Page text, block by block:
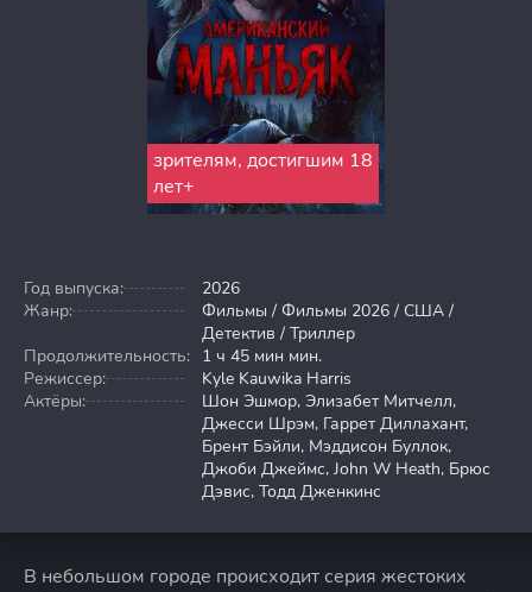
зрителям, достигшим 18
лет+
Год выпуска:
2026
Жанр:
Фильмы / Фильмы 2026 / США /
Детектив / Триллер
Продолжительность: 1 ч 45 мин мин.
Режиссер:
Kyle Kauwika Harris
Актёры:
Шон Эшмор, Элизабет Митчелл,
Джесси Шрэм, Гаррет Диллахант,
Брент Бэйли, Мэддисон Буллок,
Джоби Джеймс, John W Heath, Брюс
Дэвис, Тодд Дженкинс
В небольшом городе происходит серия жестоких